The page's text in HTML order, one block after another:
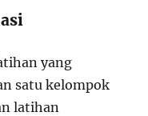
yang
satu kelompok
latihan